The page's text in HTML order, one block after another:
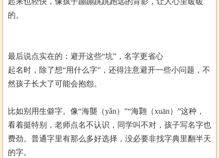
的。
最后说点实在的：避开这些“坑”，名字更省心
起名时，除了想“用什么字”，还得注意避开一些小问题，不
然孩子长大了可能会抱怨。
比如别用生僻字。像“海龑（yǎn）”“海翾（xuān）”这种，
看着挺特别，老师点名不认识，同学叫不对，孩子写名字也
费劲。普通字里有那么多好选择，没必要非找字典里翻半天
的字。